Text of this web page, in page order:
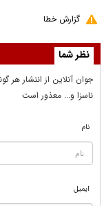
گزارش خطا
نظر شما
جوان آنلاين از انتشار هر
ناسزا و... معذور است
نام
ایمیل